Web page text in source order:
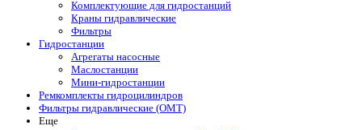
Комплектующие для гидростанций
Краны гидравлические
Фильтры
Гидростанции
Агрегаты насосные
Маслостанции
Мини-гидростанции
Ремкомплекты гидроцилиндров
Фильтры гидравлические (OMT)
Еще